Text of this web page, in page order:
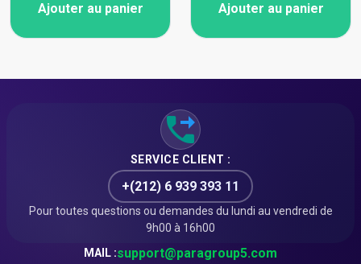
Ajouter au panier Ajouter au panier
SERVICE CLIENT :
+(212) 6 939 393 11
Pour toutes questions ou demandes du lundi au vendredi de
9h00 à 16h00
MAIL :support@paragroup5.com